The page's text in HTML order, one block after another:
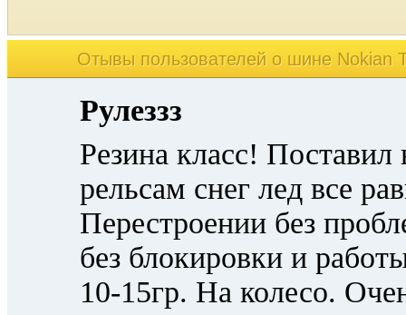
Отывы пользователей o шине Nokian
Рулеззз
Резина класс!
рельсам снег лед все
Перестроении без
без блокировки и
10-15гр. На колесо.